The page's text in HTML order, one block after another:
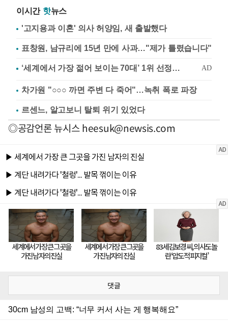
이시간 핫뉴스
'고지용과 이혼' 의사 허양임, 새 출발했다
표창원, 남규리에 15년 만에 사과…"제가 틀렸습니다"
차가원 "○○○ 까면 주변 다 죽어"…녹취 폭로 파장
르센느, 알고보니 탈퇴 위기 있었다
◎공감언론 뉴시스heesuk@newsis.com
댓글